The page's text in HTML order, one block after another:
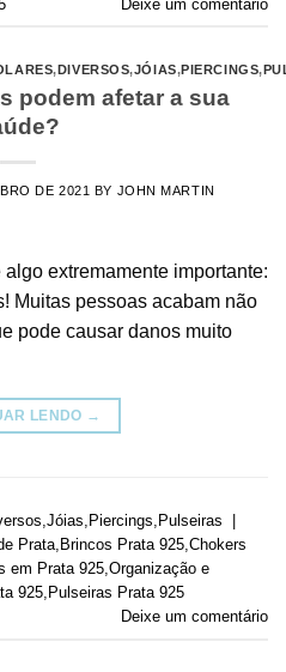
Deixe um comentário
, DIVERSOS,JÓIAS,PIERCINGS,
podem afetar a sua
DE 2021 BY JOHN MARTIN
extremamente importante:
Muitas pessoas acabam não
pode causar danos muito
LENDO →
,Jóias, Piercings, Pulseiras
Prata, Brincos Prata 925,Chokers
em Prata 925,Organização e
925, Pulseiras Prata 925
Deixe um comentário